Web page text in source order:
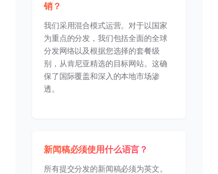
销？
我们采用混合模式运营。对于以国家
为重点的分发，我们包括全面的全球
分发网络以及根据您选择的套餐级
别，从肯尼亚精选的目标网站。这确
保了国际覆盖和深入的本地市场渗
透。
新闻稿必须使用什么语言？
所有提交分发的新闻稿必须为英文。